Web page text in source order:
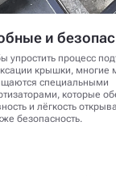
и
упростить процесс
крышки, многие
специальными
которые
и лёгкость
безопасность.